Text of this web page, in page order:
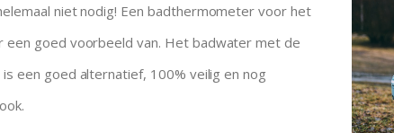
niet nodig! Een badthermometer voor het
een goed voorbeeld van. Het badwater met de
een goed alternatief, 100% veilig en nog